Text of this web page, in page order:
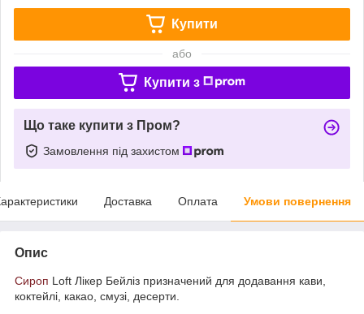
Купити
або
Купити з
Що таке купити з Пром?
Замовлення під захистом
Доставка Оплата Умови повернення
Опис
Сироп Loft Лікер Бейліз призначений для додавання кави,
коктейлі, какао, смузі, десерти.